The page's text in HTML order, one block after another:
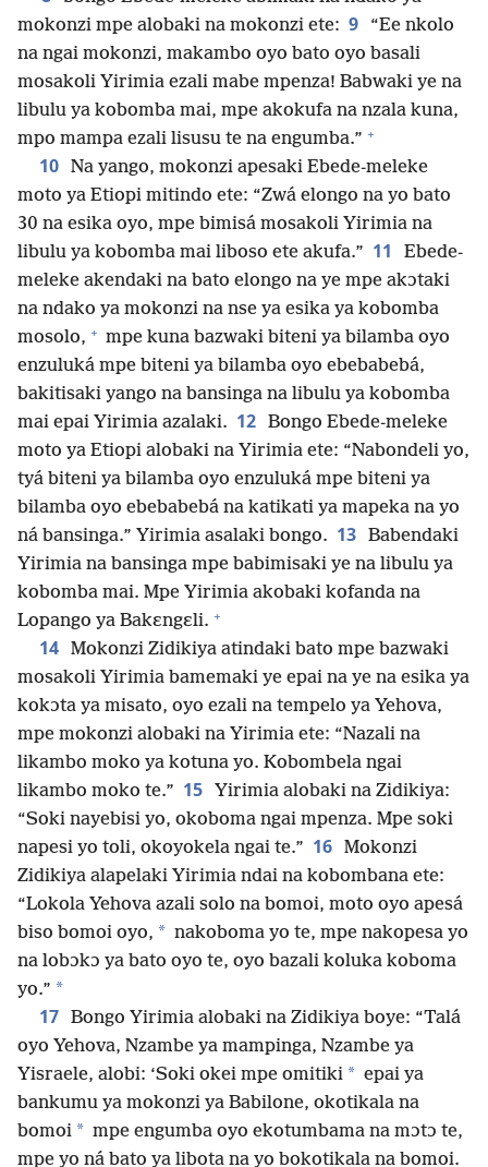
mokonzi mpe alobaki na mokonzi ete: 9
“Ee nkolo
na ngai mokonzi, makambo oyo bato oyo basali
mosakoli Yirimia ezali mabe mpenza! Babwaki ye na
libulu ya kobomba mai, mpe akokufa na nzala kuna,
mpo mampa ezali lisusu te na engumba.” +
10 Na yango, mokonzi apesaki Ebede-meleke
moto ya Etiopi mitindo ete: “Zwá elongo na yo bato
30 na esika oyo, mpe bimisá mosakoli Yirimia na
libulu ya kobomba mai liboso ete akufa.” 11
Ebede-
meleke akendaki na bato elongo na ye mpe akɔtaki
na ndako ya mokonzi na nse ya esika ya kobomba
mosolo, + mpe kuna bazwaki biteni ya bilamba oyo
enzuluká mpe biteni ya bilamba oyo ebebabebá,
bakitisaki yango na bansinga na libulu ya kobomba
mai epai Yirimia azalaki. 12 Bongo Ebede-meleke
moto ya Etiopi alobaki na Yirimia ete: “Nabondeli yo,
tyá biteni ya bilamba oyo enzuluká mpe biteni ya
bilamba oyo ebebabebá na katikati ya mapeka na yo
ná bansinga.” Yirimia asalaki bongo. 13 Babendaki
Yirimia na bansinga mpe babimisaki ye na libulu ya
kobomba mai. Mpe Yirimia akobaki kofanda na
Lopango ya Bakɛngɛli. +
14 Mokonzi Zidikiya atindaki bato mpe bazwaki
mosakoli Yirimia bamemaki ye epai na ye na esika ya
kokɔta ya misato, oyo ezali na tempelo ya Yehova,
mpe mokonzi alobaki na Yirimia ete: “Nazali na
likambo moko ya kotuna yo. Kobombela ngai
likambo moko te.” 15
Yirimia alobaki na Zidikiya:
“Soki nayebisi yo, okoboma ngai mpenza. Mpe soki
napesi yo toli, okoyokela ngai te.” 16 Mokonzi
Zidikiya alapelaki Yirimia ndai na kobombana ete:
“Lokola Yehova azali solo na bomoi, moto oyo apesá
biso bomoi oyo, * nakoboma yo te, mpe nakopesa yo
na lobɔkɔ ya bato oyo te, oyo bazali koluka koboma
yo.” *
17 Bongo Yirimia alobaki na Zidikiya boye: “Talá
oyo Yehova, Nzambe ya mampinga, Nzambe ya
Yisraele, alobi: ‘Soki okei mpe omitiki * epai ya
bankumu ya mokonzi ya Babilone, okotikala na
bomoi * mpe engumba oyo ekotumbama na mɔtɔ te,
mpe yo ná bato ya libota na yo bokotikala na bomoi.